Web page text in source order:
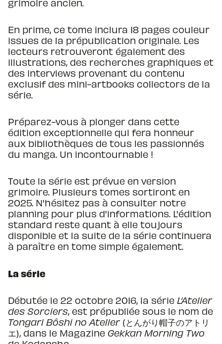
grimoire ancien.
En prime, ce tome inclura 18 pages couleur
issues de la prépublication originale. Les
lecteurs retrouveront également des
illustrations, des recherches graphiques et
des interviews provenant du contenu
exclusif des mini-artbooks collectors de la
série.
Préparez-vous à plonger dans cette
édition exceptionnelle qui fera honneur
aux bibliothèques de tous les passionnés
du manga. Un incontournable !
Toute la série est prévue en version
grimoire. Plusieurs tomes sortiront en
2025. N'hésitez pas à consulter notre
planning pour plus d'informations. L'édition
standard reste quant à elle toujours
disponible et la suite de la série continuera
à paraître en tome simple également.
La série
Débutée le 22 octobre 2016, la série L’Atelier
des Sorciers, est prépubliée sous le nom de
Tongari Bôshi no Atelier(とんがり帽子のアトリ
エ), dans le Magazine Gekkan Morning Two